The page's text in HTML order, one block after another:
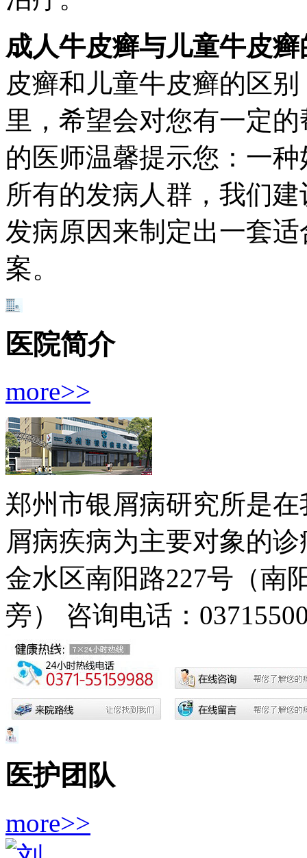
成人牛皮癣与儿童牛皮
皮癣和儿童牛皮癣的区
里，希望会对您有一定
的医师温馨提示您：一
所有的发病人群，我们
发病原因来制定出一套
案。
医院简介
more>>
郑州市银屑病研究所是
屑病疾病为主要对象的诊
金水区南阳路227号（南
旁）
咨询电话：
医护团队
more>>